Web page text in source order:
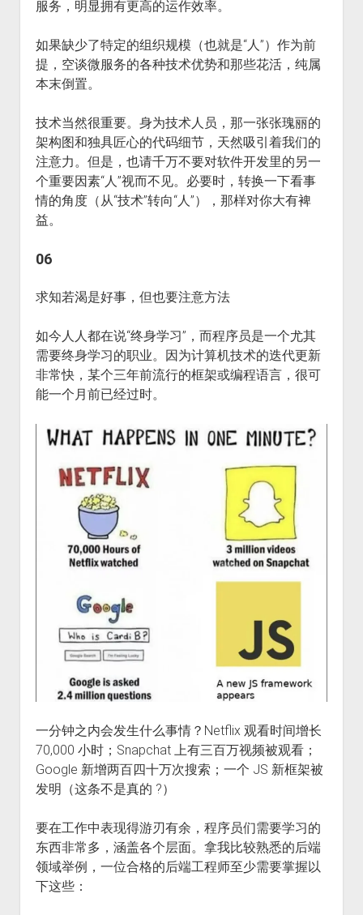
服务，明显拥有更高的运作效率。
如果缺少了特定的组织规模（也就是“人”）作为前
提，空谈微服务的各种技术优势和那些花活，纯属
本末倒置。
技术当然很重要。身为技术人员，那一张张瑰丽的
架构图和独具匠心的代码细节，天然吸引着我们的
注意力。但是，也请千万不要对软件开发里的另一
个重要因素“人”视而不见。必要时，转换一下看事
情的角度（从“技术”转向“人”），那样对你大有裨
益。
06
求知若渴是好事，但也要注意方法
如今人人都在说“终身学习”，而程序员是一个尤其
需要终身学习的职业。因为计算机技术的迭代更新
非常快，某个三年前流行的框架或编程语言，很可
能一个月前已经过时。
一分钟之内会发生什么事情？Netflix 观看时间增长
70,000 小时；Snapchat 上有三百万视频被观看；
Google 新增两百四十万次搜索；一个 JS 新框架被
发明（这条不是真的 ?）
要在工作中表现得游刃有余，程序员们需要学习的
东西非常多，涵盖各个层面。拿我比较熟悉的后端
领域举例，一位合格的后端工程师至少需要掌握以
下这些：